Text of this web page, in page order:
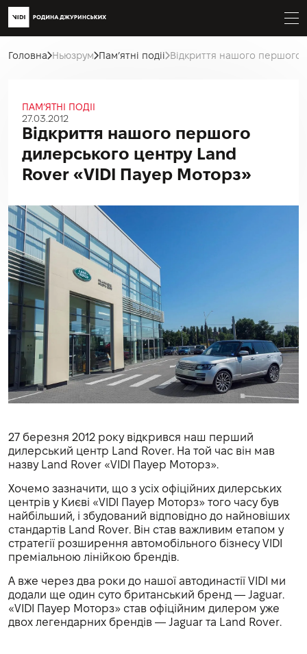
Головна Ньюзрум Пам’ятні подіі Відкриття нашого першого
ПАМ’ЯТНІ ПОДІІ
27.03.2012
Відкриття нашого першого
дилерського центру Land
Rover «VIDI Пауер Моторз»
27 березня 2012 року відкрився наш перший
дилерський центр Land Rover. На той час він мав
назву Land Rover «VIDI Пауер Моторз».
Хочемо зазначити, що з усіх офіційних дилерських
центрів у Києві «VIDI Пауер Моторз» того часу був
найбільший, і збудований відповідно до найновіших
стандартів Land Rover. Він став важливим етапом у
стратегії розширення автомобільного бізнесу VIDI
преміальною лінійкою брендів.
А вже через два роки до нашої автодинастії VIDI ми
додали ще один суто британський бренд — Jaguar.
«VIDI Пауер Моторз» став офіційним дилером уже
двох легендарних брендів — Jaguar та Land Rover.